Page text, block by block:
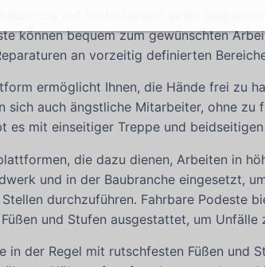
Sie auf Podestleitern einen
können bequem zum gewünschten
an vorzeitig definierten
ermöglicht Ihnen, die Hände frei zu
sich auch ängstliche Mitarbeiter, ohne
es mit einseitiger Treppe und
die dazu dienen, Arbeiten in
und in der Baubranche eingesetzt,
durchzuführen. Fahrbare Podeste
und Stufen ausgestattet, um Unfälle
in der Regel mit rutschfesten Füßen und